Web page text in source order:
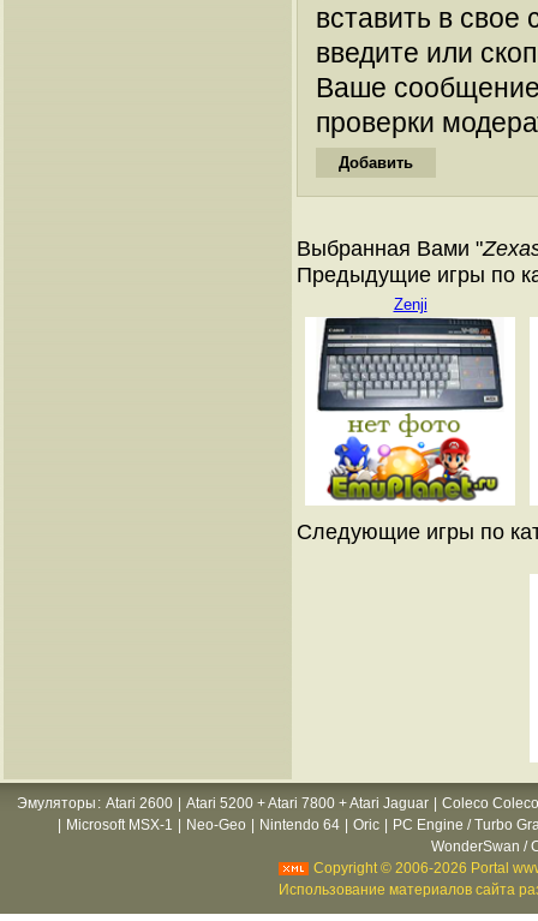
вставить в
введите или
Ваше
проверки
Выбранная Вами "
Предыдущие игры по
Zenji
Следующие игры по
Эмуляторы : Atari 2600 Atari 5200 + Atari 7800 + Atari Jaguar
Coleco
Microsoft MSX-1 Neo-Geo Nintendo 64 Oric
PC Engine / Turbo
WonderSwan /
Copyright © 2006-2026 Portal
Использование материалов сайта